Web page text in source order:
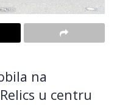
na
u centru